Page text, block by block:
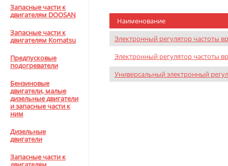
Запасные части к
двигателям DOOSAN
Запасные части к
двигателям Komatsu
Предпусковые
подогреватели
Бензиновые
двигатели, малые
дизельные двигатели
и запасные части к
ним
Дизельные
двигатели
Запасные части к
Наименование
Электронный регулятор частоты
Электронный регулятор частоты
Универсальный электронный